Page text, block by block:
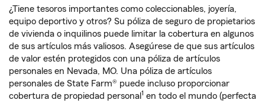
¿Tiene tesoros importantes como coleccionables, joyería,
equipo deportivo y otros? Su póliza de seguro de propietarios
de vivienda o inquilinos puede limitar la cobertura en algunos
de sus artículos más valiosos. Asegúrese de que sus artículos
de valor estén protegidos con una póliza de artículos
personales en Nevada, MO. Una póliza de artículos
personales de State Farm® puede incluso proporcionar
cobertura de propiedad personal 1 en todo el mundo (perfecta